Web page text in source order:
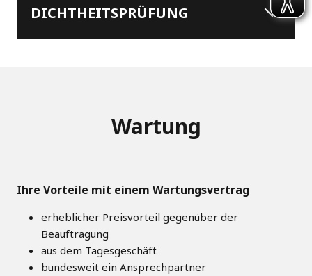
DICHTHEITSPRÜFUNG
Wartung
Ihre Vorteile mit einem Wartungsvertrag
​erheblicher Preisvorteil gegenüber der
Beauftragung
aus dem Tagesgeschäft
bundesweit ein Ansprechpartner